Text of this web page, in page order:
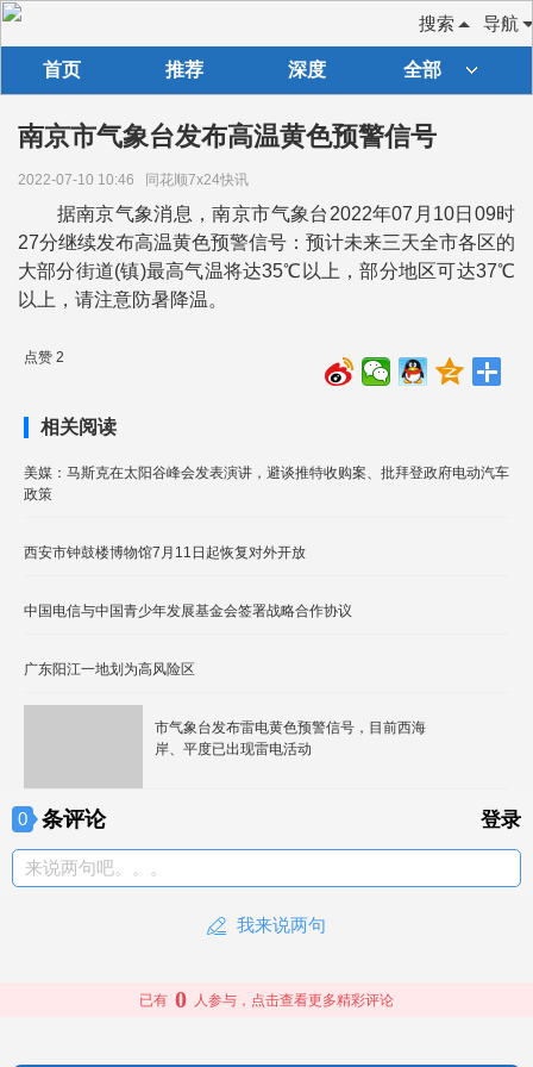
导航
搜索
首页 推荐 深度 全部
南京市气象台发布高温黄色预警信号
2022-07-10 10:46 同花顺7x24快讯
据南京气象消息，南京市气象台2022年07月10日09时
27分继续发布高温黄色预警信号：预计未来三天全市各区的
大部分街道(镇)最高气温将达35℃以上，部分地区可达37℃
以上，请注意防暑降温。
点赞 2
相关阅读
美媒：马斯克在太阳谷峰会发表演讲，避谈推特收购案、批拜登政府电动汽车
政策
西安市钟鼓楼博物馆7月11日起恢复对外开放
中国电信与中国青少年发展基金会签署战略合作协议
广东阳江一地划为高风险区
市气象台发布雷电黄色预警信号，目前西海
岸、平度已出现雷电活动
0 条评论 登录
来说两句吧。。。
我来说两句
已有 0 人参与，点击查看更多精彩评论